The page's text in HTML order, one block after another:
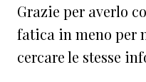
Grazie per averlo
fatica in meno per
cercare le stesse